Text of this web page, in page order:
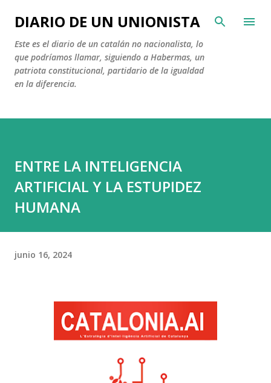
Ir al contenido principal
DIARIO DE UN UNIONISTA
Este es el diario de un catalán no nacionalista, lo
que podríamos llamar, siguiendo a Habermas, un
patriota constitucional, partidario de la igualdad
en la diferencia.
ENTRE LA INTELIGENCIA
ARTIFICIAL Y LA ESTUPIDEZ
HUMANA
junio 16, 2024